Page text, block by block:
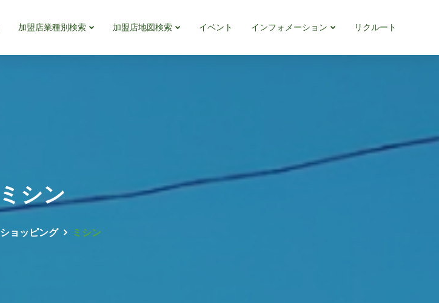
加盟店業種別検索 加盟店地図検索 イベント インフォメーション リクルート
ミシン
ショッピング ミシン